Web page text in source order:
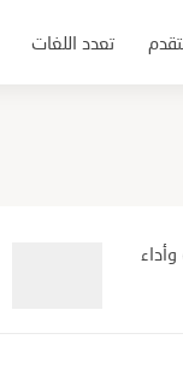
تعدد اللغات
وأداء